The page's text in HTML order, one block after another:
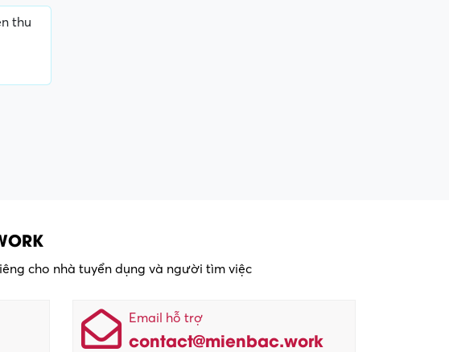
thu
cho nhà tuyển dụng và người tìm việc
Email hỗ trợ
contact@mienbac.work